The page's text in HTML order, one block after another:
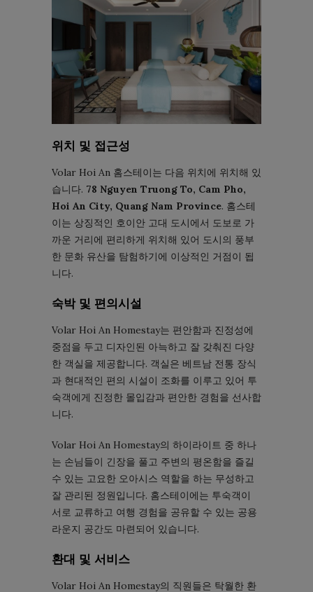
위치 및 접근성
Volar Hoi An 홈스테이는 다음 위치에 위치해 있
습니다. 78 Nguyen Truong To, Cam Pho,
Hoi An City, Quang Nam Province. 홈스테
이는 상징적인 호이안 고대 도시에서 도보로 가
까운 거리에 편리하게 위치해 있어 도시의 풍부
한 문화 유산을 탐험하기에 이상적인 거점이 됩
니다.
숙박 및 편의시설
Volar Hoi An Homestay는 편안함과 진정성에
중점을 두고 디자인된 아늑하고 잘 갖춰진 다양
한 객실을 제공합니다. 객실은 베트남 전통 ​​장식
과 현대적인 편의 시설이 조화를 이루고 있어 투
숙객에게 진정한 몰입감과 편안한 경험을 선사합
니다.
Volar Hoi An Homestay의 하이라이트 중 하나
는 손님들이 긴장을 풀고 주변의 평온함을 즐길
수 있는 고요한 오아시스 역할을 하는 무성하고
잘 관리된 정원입니다. 홈스테이에는 투숙객이
서로 교류하고 여행 경험을 공유할 수 있는 공용
라운지 공간도 마련되어 있습니다.
환대 및 서비스
Volar Hoi An Homestay의 직원들은 탁월한 환